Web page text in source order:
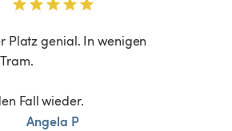
Platz genial. In wenigen
Fall wieder.
Angela P